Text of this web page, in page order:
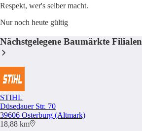
Respekt, wer's selber macht.
Nur noch heute gültig
Nächstgelegene Baumärkte Filialen
STIHL
Düsedauer Str. 70
39606 Osterburg (Altmark)
18,88 km